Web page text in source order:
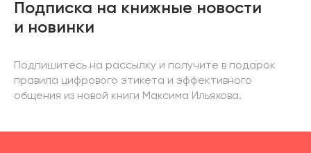
Подписка на книжные новости
и новинки
Подпишитесь на рассылку и получите в подарок
правила цифрового этикета и эффективного
общения из новой книги Максима Ильяхова.